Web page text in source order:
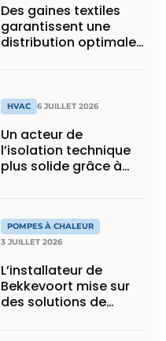
Des gaines textiles
garantissent une
distribution optimale
Daiza
HVAC 6 JUILLET 2026
Un acteur de
l’isolation technique
plus solide grâce à
POMPES À CHALEUR
3 JUILLET 2026
L’installateur de
Bekkevoort mise sur
des solutions de